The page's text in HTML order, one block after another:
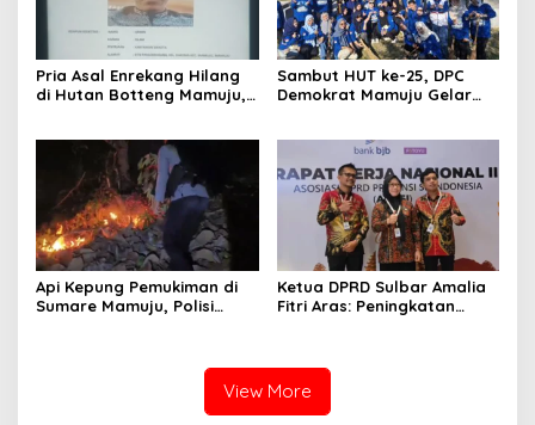
Pria Asal Enrekang Hilang
di Hutan Botteng Mamuju,
Sambut HUT ke-25, DPC
Demokrat Mamuju Gelar
Api Kepung Pemukiman di
Sumare Mamuju, Polisi
Ketua DPRD Sulbar Amalia
Fitri Aras: Peningkatan
View More